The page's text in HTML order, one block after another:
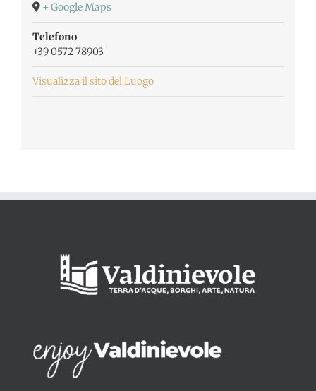
+ Google Maps
Telefono
+39 0572 78903
Visualizza il sito del Luogo